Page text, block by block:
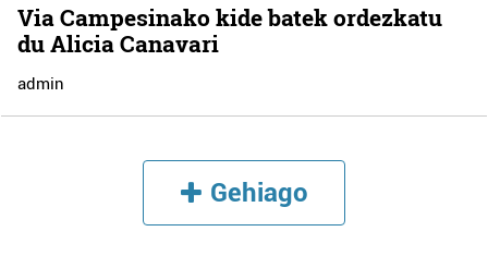
Via Campesinako kide batek ordezkatu
du Alicia Canavari
admin
Gehiago